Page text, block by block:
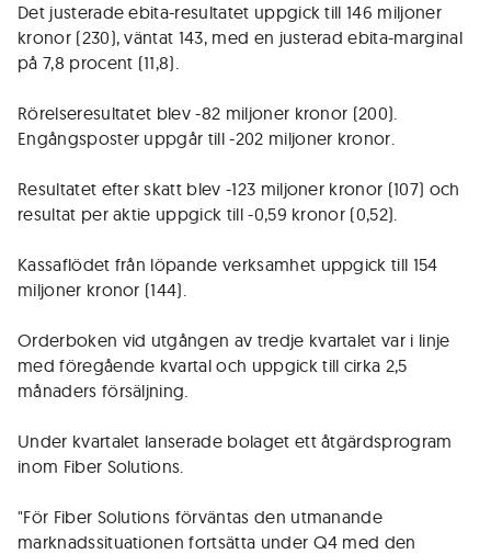
Det justerade ebita-resultatet uppgick till 146 miljoner
kronor (230), väntat 143, med en justerad ebita-marginal
på 7,8 procent (11,8).
Rörelseresultatet blev -82 miljoner kronor (200).
Engångsposter uppgår till -202 miljoner kronor.
Resultatet efter skatt blev -123 miljoner kronor (107) och
resultat per aktie uppgick till -0,59 kronor (0,52).
Kassaflödet från löpande verksamhet uppgick till 154
miljoner kronor (144).
Orderboken vid utgången av tredje kvartalet var i linje
med föregående kvartal och uppgick till cirka 2,5
månaders försäljning.
Under kvartalet lanserade bolaget ett åtgärdsprogram
inom Fiber Solutions.
"För Fiber Solutions förväntas den utmanande
marknadssituationen fortsätta under Q4 med den